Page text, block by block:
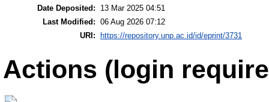
Date Deposited:
13 Mar 2025 04:51
Last Modified: 06 Aug 2026 07:12
URI:
https://repository.unp.ac.id/id/eprint/3731
Actions (login